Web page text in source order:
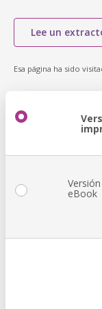
Lee un
Esa página ha sido
Versión
eBook